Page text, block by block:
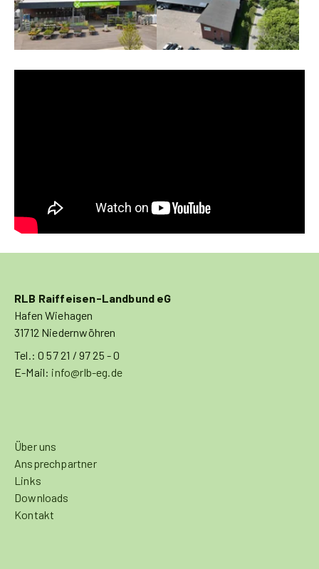
RLB Raiffeisen-Landbund eG
Hafen Wiehagen
31712 Niedernwöhren
Tel.: 0 57 21 / 97 25 - 0
E-Mail: info@rlb-eg.de
Über uns
Ansprechpartner
Links
Downloads
Kontakt